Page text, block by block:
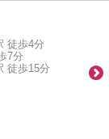
徒歩4分
7分
徒歩15分